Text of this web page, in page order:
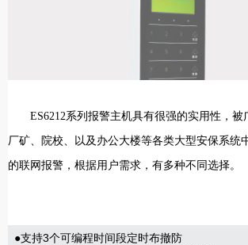
ES6212系列报警主机具有很强的实用性，被
厂矿、院校、以及办公大楼等各类大型安保系统
的联网报警，根据用户需求，有多种不同选择。
●支持3个可编程时间段定时布撤防